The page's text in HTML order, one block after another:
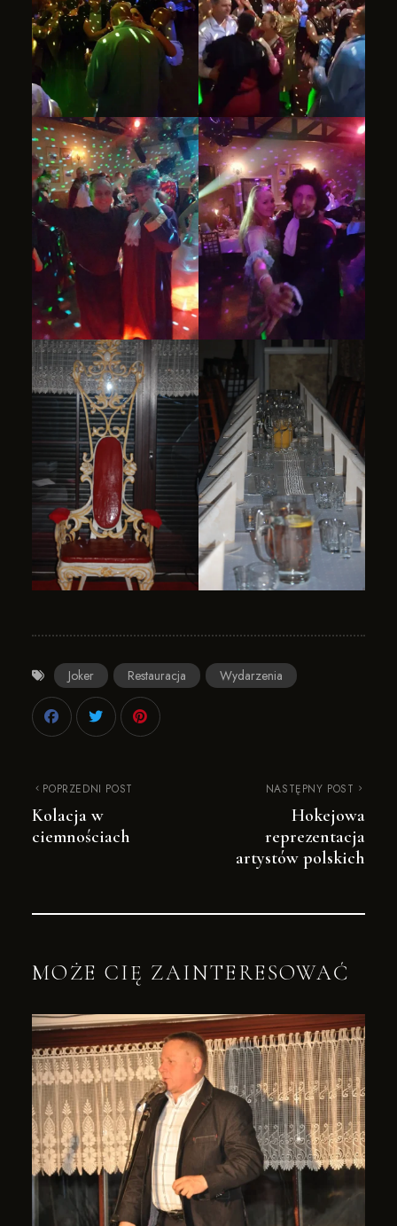
Joker Restauracja Wydarzenia
POPRZEDNI POST
Kolacja w
ciemnościach
NASTĘPNY POST
Hokejowa
reprezentacja
artystów polskich
MOŻE CIĘ ZAINTERESOWAĆ